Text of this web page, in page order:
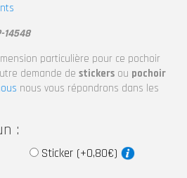
14548
particulière pour ce pochoir
demande de stickers ou pochoir
nous vous répondrons dans les
:
Sticker (+0,80€)